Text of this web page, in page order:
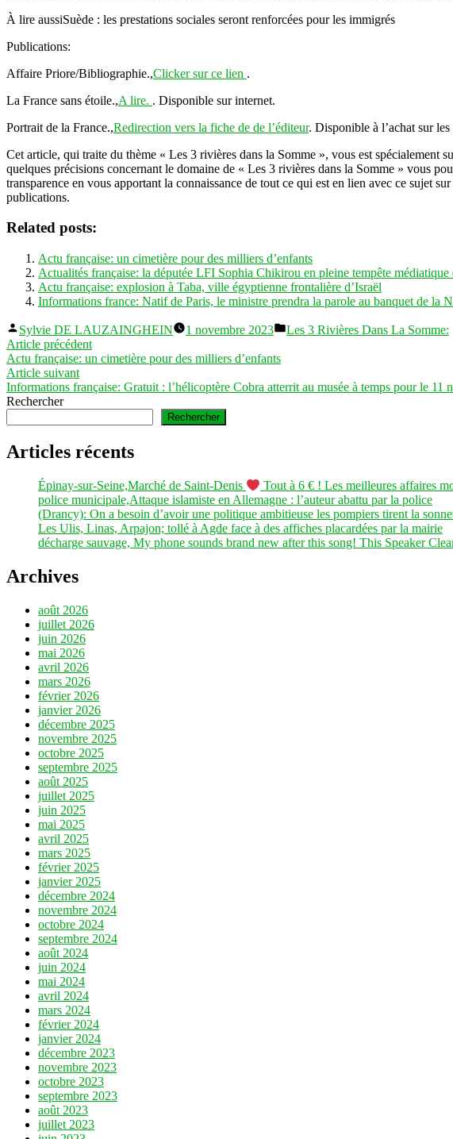
À lire aussiSuède : les prestations sociales seront renforcées pour les immigrés
Publications:
Affaire Priore/Bibliographie.,Clicker sur ce lien .
La France sans étoile.,A lire. . Disponible sur internet.
Portrait de la France.,Redirection vers la fiche de de l’éditeur. Disponible à l’achat sur
Cet article, qui traite du thème « Les 3 rivières dans la Somme », vous est
quelques précisions concernant le domaine de « Les 3 rivières dans la Somme » vous
transparence en vous apportant la connaissance de tout ce qui est en lien avec ce sujet
publications.
Related posts:
Actu française: un cimetière pour des milliers d’enfants
Actualités française: la députée LFI Sophia Chikirou en pleine tempête
Actu française: explosion à Taba, ville égyptienne frontalière d’Israël
Informations france: Natif de Paris, le ministre prendra la parole au banquet de la
Publié
par
Sylvie DE LAUZAINGHEIN 1 novembre 2023
Publié
Les 3 Rivières Dans La Somme:
Navigation
de
l’article
Article précédentArticle
précédent :
Actu française: un cimetière pour des milliers d’enfants
Article suivantArticle
suivant :
Informations française: Gratuit : l’hélicoptère Cobra atterrit au musée à temps pour le 11
Rechercher
Rechercher
Articles récents
Épinay-sur-Seine,Marché de Saint-Denis Tout à 6 € ! Les meilleures affaires
police municipale,Attaque islamiste en Allemagne : l’auteur abattu par la police
(Drancy): On a besoin d’avoir une politique ambitieuse les pompiers tirent la
Les Ulis, Linas, Arpajon; tollé à Agde face à des affiches placardées par la mairie
décharge sauvage, My phone sounds brand new after this song! This Speaker
Archives
août 2026
juillet 2026
juin 2026
mai 2026
avril 2026
mars 2026
février 2026
janvier 2026
décembre 2025
novembre 2025
octobre 2025
septembre 2025
août 2025
juillet 2025
juin 2025
mai 2025
avril 2025
mars 2025
février 2025
janvier 2025
décembre 2024
novembre 2024
octobre 2024
septembre 2024
août 2024
juin 2024
mai 2024
avril 2024
mars 2024
février 2024
janvier 2024
décembre 2023
novembre 2023
octobre 2023
septembre 2023
août 2023
juillet 2023